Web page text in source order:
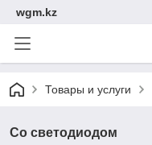
wgm.kz
Товары и услуги
Со светодиодом